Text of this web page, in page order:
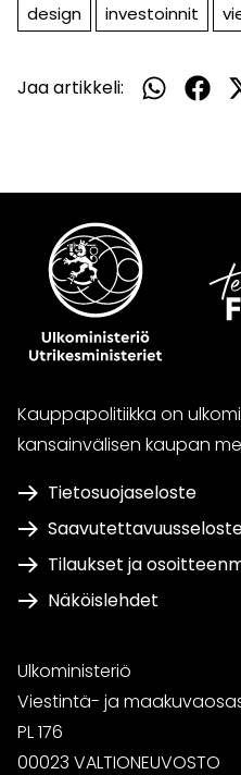
design investoinnit
Jaa artikkeli:
Jaa
Jaa
Kauppapolitiikka on
kansainvälisen kaupan
Tietosuojaseloste
Tilaukset ja
Näköislehdet
Ulkoministeriö
Viestintä- ja
PL 176
00023 VALTIONEUVOSTO